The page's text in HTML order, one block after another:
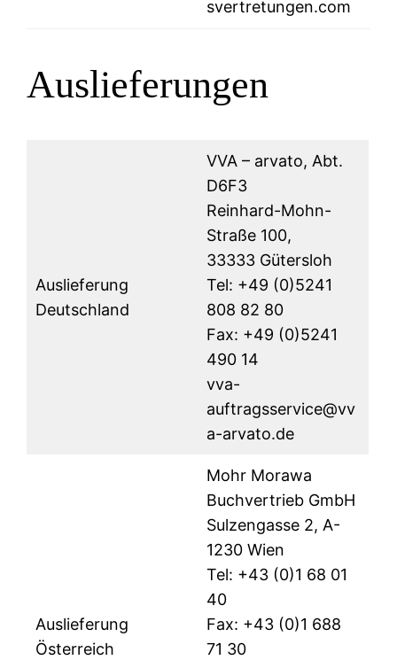
svertretungen.com
Auslieferungen
Auslieferung
Deutschland
VVA – arvato, Abt.
D6F3
Reinhard-Mohn-
Straße 100,
33333 Gütersloh
Tel: +49 (0)5241
808 82 80
Fax: +49 (0)5241
490 14
vva-
auftragsservice@vv
a-arvato.de
Auslieferung
Österreich
Mohr Morawa
Buchvertrieb GmbH
Sulzengasse 2, A-
1230 Wien
Tel: +43 (0)1 68 01
40
Fax: +43 (0)1 688
71 30